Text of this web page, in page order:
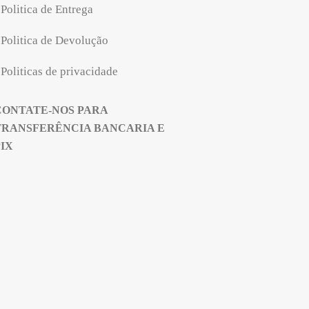
Politica de Entrega
Politica de Devolução
Politicas de privacidade
NOS PARA
BANCARIA E